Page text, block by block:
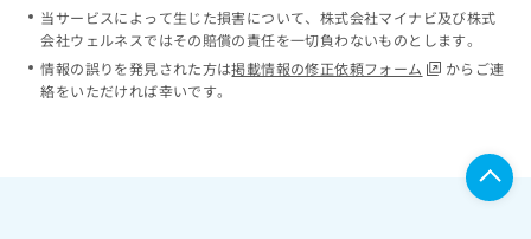
当サービスによって生じた損害について、株式会社マイナビ及び株式
会社ウェルネスではその賠償の責任を一切負わないものとします。
情報の誤りを発見された方は掲載情報の修正依頼フォーム
からご連
絡をいただければ幸いです。